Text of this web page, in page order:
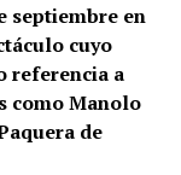
septiembre en
cuyo
referencia a
como Manolo
de